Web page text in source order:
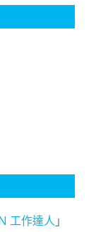
工作達人 」